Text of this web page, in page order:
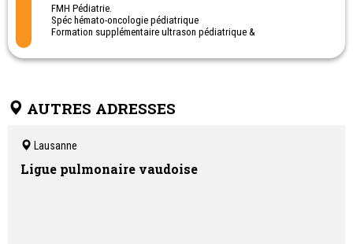
FMH Pédiatrie.
Spéc hémato-oncologie pédiatrique
Formation supplémentaire ultrason pédiatrique &
AUTRES ADRESSES
Lausanne
Ligue pulmonaire vaudoise